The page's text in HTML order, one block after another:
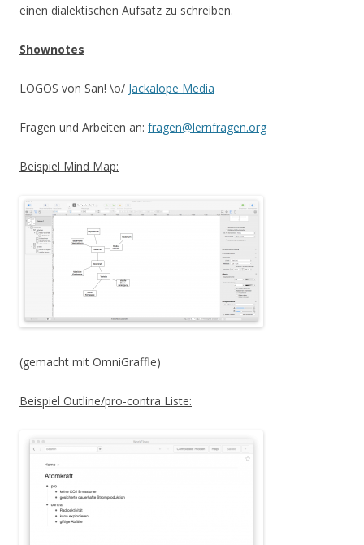
einen dialektischen Aufsatz zu schreiben.
Shownotes
LOGOS von San! \o/ Jackalope Media
Fragen und Arbeiten an: fragen@lernfragen.org
Beispiel Mind Map:
(gemacht mit OmniGraffle)
Beispiel Outline/pro-contra Liste: